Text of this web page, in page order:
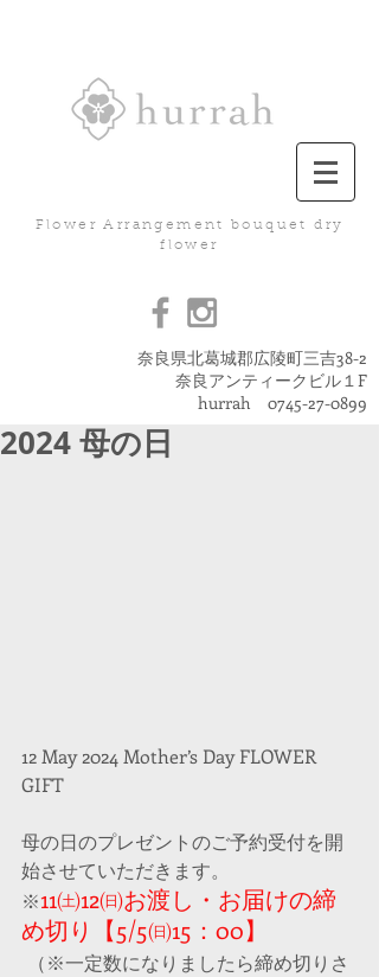
Flower Arrangement bouquet dry
flower
奈良県北葛城郡広陵町三吉38-2
奈良アンティークビル１F
hurrah 0745-27-0899
2024 母の日
12 May 2024 Mother’s Day FLOWER
GIFT
母の日のプレゼントのご予約受付を開
始させていただきます。
※11㈯12㈰お渡し・お届けの締
め切り【5/5㈰15：00】
（※一定数になりましたら締め切りさ